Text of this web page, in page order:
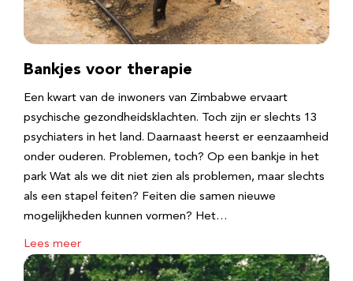
Bankjes voor therapie
Een kwart van de inwoners van Zimbabwe ervaart
psychische gezondheidsklachten. Toch zijn er slechts 13
psychiaters in het land. Daarnaast heerst er eenzaamheid
onder ouderen. Problemen, toch? Op een bankje in het
park Wat als we dit niet zien als problemen, maar slechts
als een stapel feiten? Feiten die samen nieuwe
mogelijkheden kunnen vormen? Het…
Lees meer